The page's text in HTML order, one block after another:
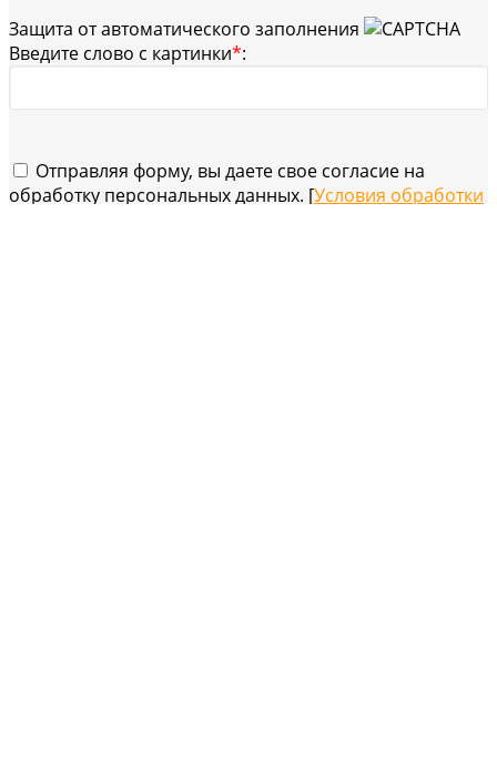
Защита от автоматического заполнения
Введите слово с картинки*:
Отправляя форму, вы даете свое согласие на
обработку персональных данных. [Условия обработки